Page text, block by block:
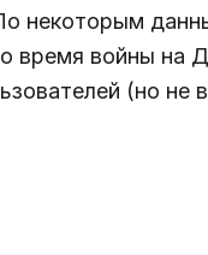
некоторым
время войны на
(но не